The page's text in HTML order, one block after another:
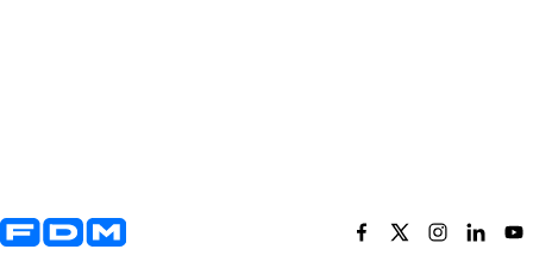
Yderligere information og kontaktoplysninger